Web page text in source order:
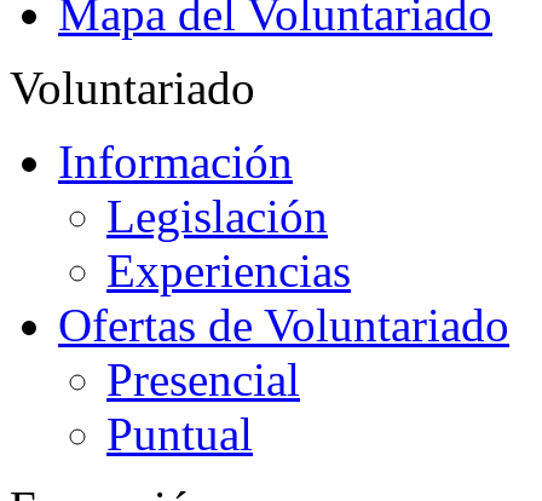
Mapa del Voluntariado
Voluntariado
Información
Legislación
Experiencias
Ofertas de Voluntariado
Presencial
Puntual